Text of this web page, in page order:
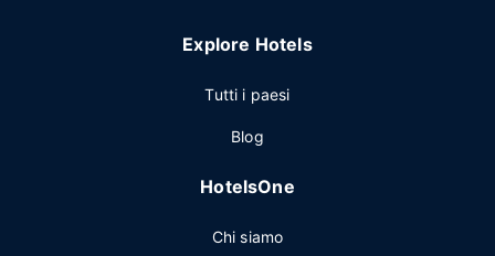
Explore Hotels
Tutti i paesi
Blog
HotelsOne
Chi siamo